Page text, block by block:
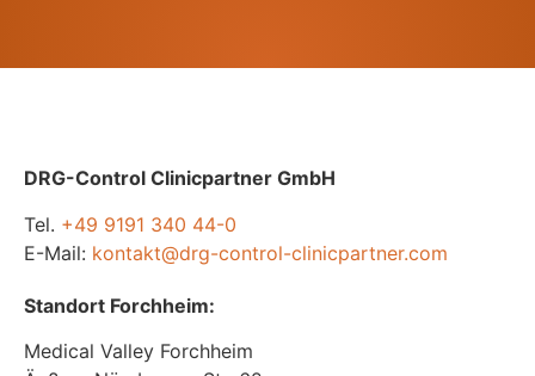
DRG-Control Clinicpartner GmbH
Tel. +49 9191 340 44-0
E-Mail: kontakt@drg-control-clinicpartner.com
Standort Forchheim:
Medical Valley Forchheim